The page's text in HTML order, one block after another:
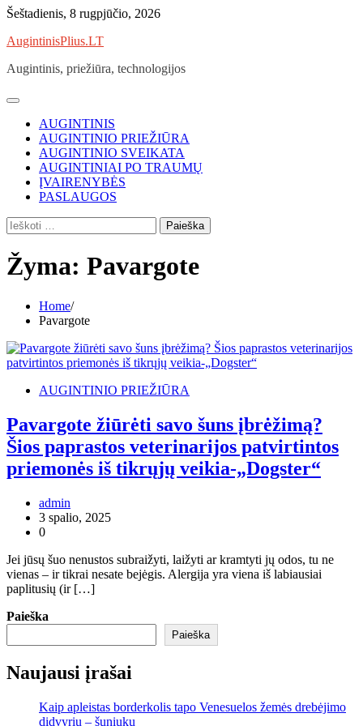
Skip
content
Šeštadienis, 8 rugpjūčio, 2026
AugintinisPlius.LT
Augintinis, priežiūra, technologijos
AUGINTINIS
AUGINTINIO PRIEŽIŪRA
AUGINTINIO SVEIKATA
AUGINTINIAI PO TRAUMŲ
ĮVAIRENYBĖS
PASLAUGOS
Ieškoti:
Žyma: Pavargote
Home
Pavargote
AUGINTINIO PRIEŽIŪRA
Pavargote žiūrėti savo šuns įbrėžimą?
Šios paprastos veterinarijos patvirtintos
priemonės iš tikrųjų veikia-„Dogster“
admin
3 spalio, 2025
0
Jei jūsų šuo nenustos subraižyti, laižyti ar kramtyti jų odos, tu ne
vienas – ir tikrai nesate bejėgis. Alergija yra viena iš labiausiai
paplitusių (ir […]
Paieška
Paieška
Naujausi įrašai
Kaip apleistas borderkolis tapo Venesuelos žemės drebėjimo
didvyriu – šuniuku